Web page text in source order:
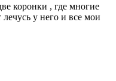
коронки , где многие
у него и все мои